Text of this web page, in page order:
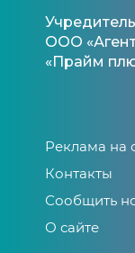
ООО
«Прайм
Реклама на
Контакты
Сообщить
О сайте